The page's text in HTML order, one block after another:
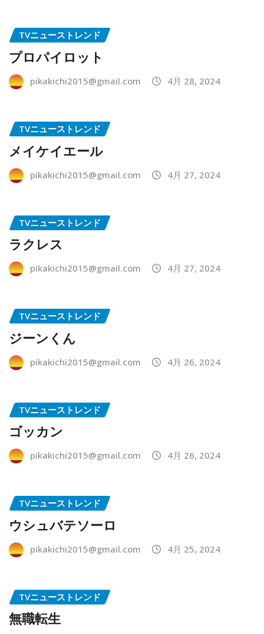
TVニューストレンド
プロパイロット
pikakichi2015@gmail.com 4月 28, 2024
TVニューストレンド
メイケイエール
pikakichi2015@gmail.com 4月 27, 2024
TVニューストレンド
ラクレス
pikakichi2015@gmail.com 4月 27, 2024
TVニューストレンド
ジーンくん
pikakichi2015@gmail.com 4月 26, 2024
TVニューストレンド
ゴッカン
pikakichi2015@gmail.com 4月 26, 2024
TVニューストレンド
ウシュバテソーロ
pikakichi2015@gmail.com 4月 25, 2024
TVニューストレンド
無職転生